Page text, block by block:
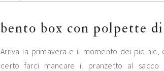
bento box con polpette
Arriva la primavera e il momento dei pic nic,
certo farci mancare il pranzetto al sacco